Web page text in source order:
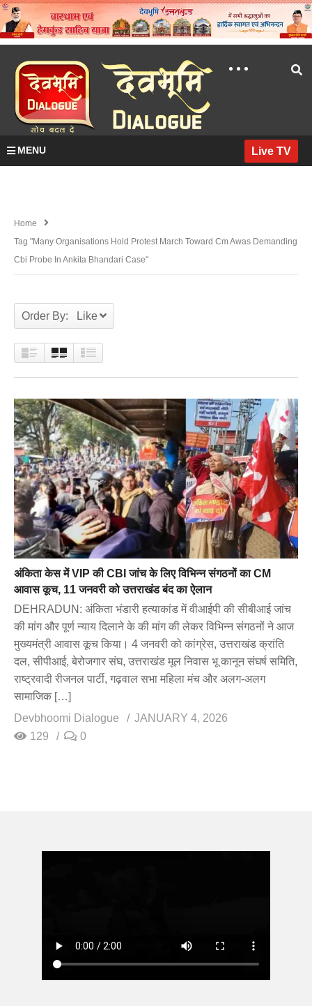
MENU Live TV
Home
Tag "Many Organisations Hold Protest March Toward Cm Awas Demanding
Cbi Probe In Ankita Bhandari Case"
Order By: Like
अंकिता केस में VIP की CBI जांच के लिए विभिन्न संगठनों का CM
आवास कूच, 11 जनवरी को उत्तराखंड बंद का ऐलान
DEHRADUN: अंकिता भंडारी हत्याकांड में वीआईपी की सीबीआई जांच
की मांग और पूर्ण न्याय दिलाने के की मांग की लेकर विभिन्न संगठनों ने आज
मुख्यमंत्री आवास कूच किया। 4 जनवरी को कांग्रेस, उत्तराखंड क्रांति
दल, सीपीआई, बेरोजगार संघ, उत्तराखंड मूल निवास भू कानून संघर्ष समिति,
राष्ट्रवादी रीजनल पार्टी, गढ़वाल सभा महिला मंच और अलग-अलग
सामाजिक […]
Devbhoomi Dialogue
JANUARY 4, 2026
129
0